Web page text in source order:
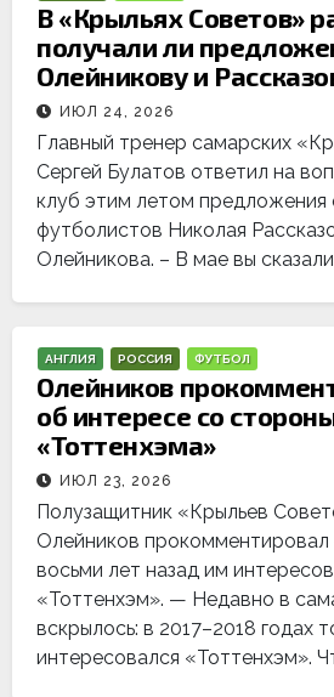
В «Крыльях Советов»
получали ли
Олейникову и
ИЮЛ 24, 2026
Главный тренер самарских
Сергей Булатов ответил на
клуб этим летом
футболистов Николая
Олейникова. – В мае вы
АНГЛИЯ РОССИЯ ФУТБОЛ
Олейников
об интересе со
«Тоттенхэма»
ИЮЛ 23, 2026
Полузащитник «Крыльев
Олейников прокомментировал
восьми лет назад им
«Тоттенхэм». — Недавно в
вскрылось: в 2017–2018 годах
интересовался «Тоттенхэм».